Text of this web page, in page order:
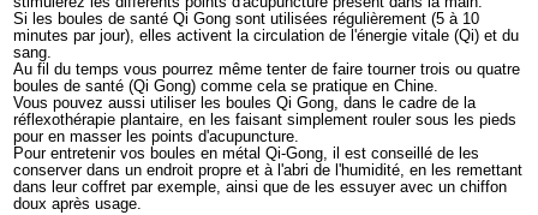
Si les boules de santé Qi Gong sont utilisées régulièrement (5 à 10
minutes par jour), elles activent la circulation de l'énergie vitale (Qi) et du
sang.
Au fil du temps vous pourrez même tenter de faire tourner trois ou quatre
boules de santé (Qi Gong) comme cela se pratique en Chine.
Vous pouvez aussi utiliser les boules Qi Gong, dans le cadre de la
réflexothérapie plantaire, en les faisant simplement rouler sous les pieds
pour en masser les points d'acupuncture.
Pour entretenir vos boules en métal Qi-Gong, il est conseillé de les
conserver dans un endroit propre et à l'abri de l'humidité, en les remettant
dans leur coffret par exemple, ainsi que de les essuyer avec un chiffon
doux après usage.